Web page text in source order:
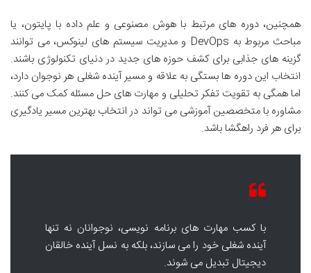
همچنین، دوره های مرتبط با هوش مصنوعی و علم داده با پایتون، یا
مباحث مربوط به DevOps و مدیریت سیستم های لینوکس، می توانند
گزینه های جذابی برای کشف حوزه های جدید در دنیای تکنولوژی باشند.
انتخاب این دوره ها بستگی به علاقه و مسیر آینده شغلی هر نوجوان دارد،
اما همگی به تقویت تفکر تحلیلی و مهارت های حل مسئله کمک می کنند.
مشاوره با متخصصین آموزشی می تواند در انتخاب بهترین مسیر یادگیری
برای هر فرد راهگشا باشد.
با کسب مهارت های برنامه نویسی، نوجوانان نه تنها
آینده شغلی خود را می سازند، بلکه به نسل آینده خالقان
دیجیتال تبدیل می شوند.